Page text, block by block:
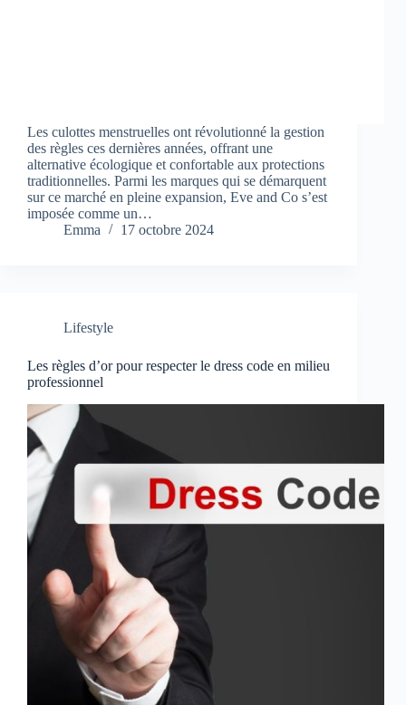
Les culottes menstruelles ont révolutionné la gestion
des règles ces dernières années, offrant une
alternative écologique et confortable aux protections
traditionnelles. Parmi les marques qui se démarquent
sur ce marché en pleine expansion, Eve and Co s’est
imposée comme un…
Emma
17 octobre 2024
Lifestyle
Les règles d’or pour respecter le dress code en milieu
professionnel